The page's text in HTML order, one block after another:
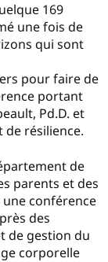
169
une fois de
qui sont
pour faire de
portant
Pd.D. et
résilience.
de
parents et des
conférence
des
de gestion du
corporelle